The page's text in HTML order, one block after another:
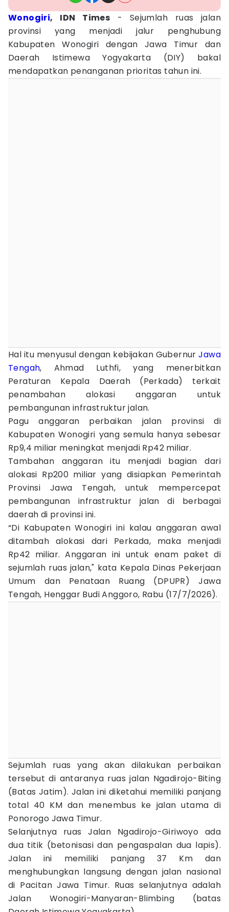
Wonogiri, IDN Times - Sejumlah ruas jalan
provinsi yang menjadi jalur penghubung
Kabupaten Wonogiri dengan Jawa Timur dan
Daerah Istimewa Yogyakarta (DIY) bakal
mendapatkan penanganan prioritas tahun ini.
Hal itu menyusul dengan kebijakan GubernurJawa
Tengah, Ahmad Luthfi, yang menerbitkan
Peraturan Kepala Daerah (Perkada) terkait
penambahan alokasi anggaran untuk
pembangunan infrastruktur jalan.
Pagu anggaran perbaikan jalan provinsi di
Kabupaten Wonogiri yang semula hanya sebesar
Rp9,4 miliar meningkat menjadi Rp42 miliar.
Tambahan anggaran itu menjadi bagian dari
alokasi Rp200 miliar yang disiapkan Pemerintah
Provinsi Jawa Tengah, untuk mempercepat
pembangunan infrastruktur jalan di berbagai
daerah di provinsi ini.
“Di Kabupaten Wonogiri ini kalau anggaran awal
ditambah alokasi dari Perkada, maka menjadi
Rp42 miliar. Anggaran ini untuk enam paket di
sejumlah ruas jalan," kata Kepala Dinas Pekerjaan
Umum dan Penataan Ruang (DPUPR) Jawa
Tengah, Henggar Budi Anggoro, Rabu (17/7/2026).
Sejumlah ruas yang akan dilakukan perbaikan
tersebut di antaranya ruas jalan Ngadirojo-Biting
(Batas Jatim). Jalan ini diketahui memiliki panjang
total 40 KM dan menembus ke jalan utama di
Ponorogo Jawa Timur.
Selanjutnya ruas Jalan Ngadirojo-Giriwoyo ada
dua titik (betonisasi dan pengaspalan dua lapis).
Jalan ini memiliki panjang 37 Km dan
menghubungkan langsung dengan jalan nasional
di Pacitan Jawa Timur. Ruas selanjutnya adalah
Jalan Wonogiri-Manyaran-Blimbing (batas